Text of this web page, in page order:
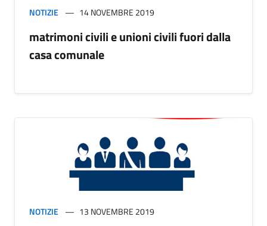
NOTIZIE 14 NOVEMBRE 2019
matrimoni civili e unioni civili fuori dalla
casa comunale
NOTIZIE 13 NOVEMBRE 2019